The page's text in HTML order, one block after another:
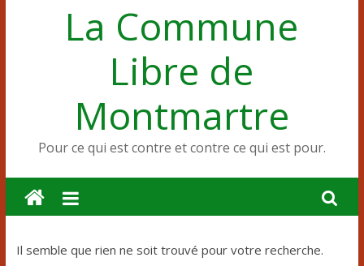
La Commune
Libre de
Montmartre
Pour ce qui est contre et contre ce qui est pour.
Il semble que rien ne soit trouvé pour votre recherche.